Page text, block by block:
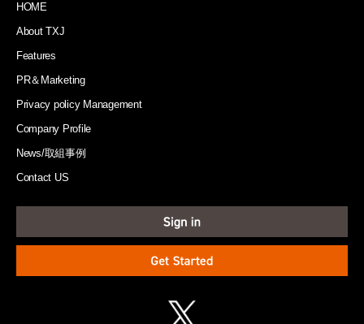
HOME
About TXJ
Features
PR＆Marketing
Privacy policy Management
Company Profile
News/取組事例
Contact US